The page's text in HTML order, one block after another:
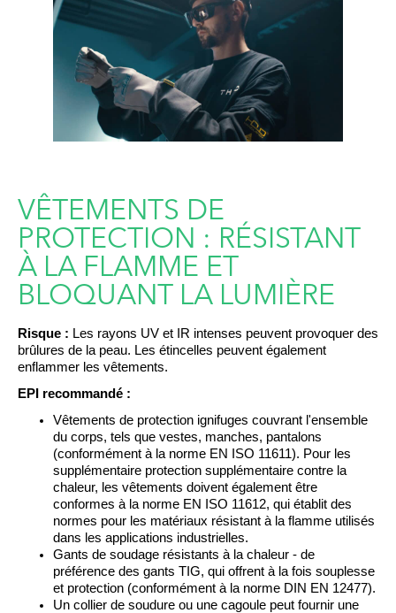
VÊTEMENTS DE
PROTECTION : RÉSISTANT
À LA FLAMME ET
BLOQUANT LA LUMIÈRE
Risque : Les rayons UV et IR intenses peuvent provoquer des
brûlures de la peau. Les étincelles peuvent également
enflammer les vêtements.
EPI recommandé :
Vêtements de protection ignifuges couvrant l'ensemble
du corps, tels que vestes, manches, pantalons
(conformément à la norme EN ISO 11611). Pour les
supplémentaire protection supplémentaire contre la
chaleur, les vêtements doivent également être
conformes à la norme EN ISO 11612, qui établit des
normes pour les matériaux résistant à la flamme utilisés
dans les applications industrielles.
Gants de soudage résistants à la chaleur - de
préférence des gants TIG, qui offrent à la fois souplesse
et protection (conformément à la norme DIN EN 12477).
Un collier de soudure ou une cagoule peut fournir une